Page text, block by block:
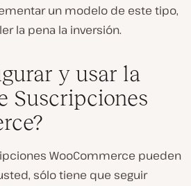
un modelo de este tipo,
la pena la inversión.
y usar la
Suscripciones
WooCommerce pueden
sólo tiene que seguir